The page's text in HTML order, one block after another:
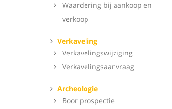
Waardering bij aankoop en
verkoop
Verkaveling
Verkavelingswijziging
Verkavelingsaanvraag
Archeologie
Boor prospectie